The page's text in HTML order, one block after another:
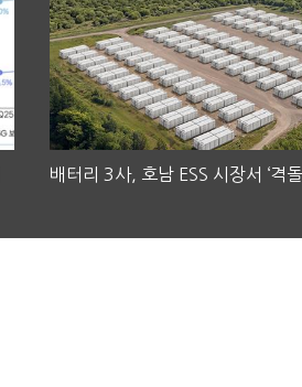
배터리 3사, 호남 ESS 시장서 ‘격돌